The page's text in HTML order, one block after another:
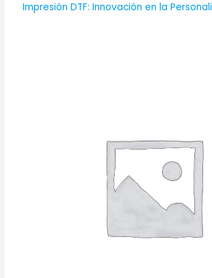
Impresión DTF: Innovación en la